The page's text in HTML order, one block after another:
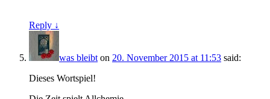
Reply ↓
was bleibton 20. November 2015 at 11:53 said:
Dieses Wortspiel!